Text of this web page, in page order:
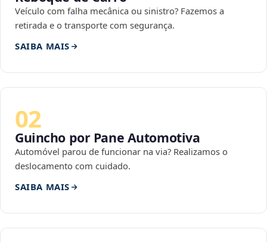
Veículo com falha mecânica ou sinistro? Fazemos a
retirada e o transporte com segurança.
SAIBA MAIS
02
Guincho por Pane Automotiva
Automóvel parou de funcionar na via? Realizamos o
deslocamento com cuidado.
SAIBA MAIS